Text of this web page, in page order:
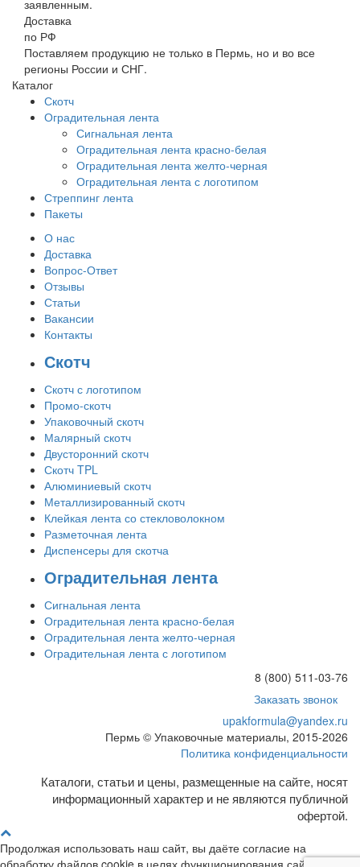
заявленным.
Доставка
по РФ
Поставляем продукцию не только в Пермь, но и во все
регионы России и СНГ.
Каталог
Скотч
Оградительная лента
Сигнальная лента
Оградительная лента красно-белая
Оградительная лента желто-черная
Оградительная лента с логотипом
Стреппинг лента
Пакеты
О нас
Доставка
Вопрос-Ответ
Отзывы
Статьи
Вакансии
Контакты
Скотч
Скотч с логотипом
Промо-скотч
Упаковочный скотч
Малярный скотч
Двусторонний скотч
Скотч TPL
Алюминиевый скотч
Металлизированный скотч
Клейкая лента со стекловолокном
Разметочная лента
Диспенсеры для скотча
Оградительная лента
Сигнальная лента
Оградительная лента красно-белая
Оградительная лента желто-черная
Оградительная лента с логотипом
8 (800) 511-03-76
Заказать звонок
upakformula@yandex.ru
Пермь © Упаковочные материалы, 2015-2026
Политика конфиденциальности
Каталоги, статьи и цены, размещенные на сайте, носят
информационный характер и не являются публичной
офертой.
Продолжая использовать наш сайт, вы даёте согласие на